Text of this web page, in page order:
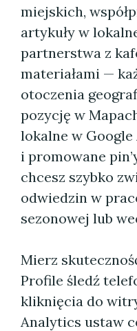
miejskich,
artykuły w
partnerstwa z
materiałami —
otoczenia
pozycję w
lokalne w Google
i promowane
chcesz szybko
odwiedzin w
sezonowej lub
Mierz
Profile śledź
kliknięcia do
Analytics ustaw